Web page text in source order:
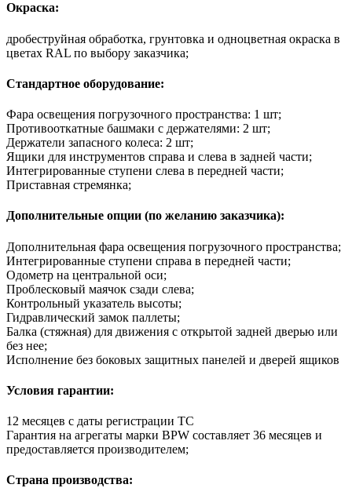
Окраска:
дробеструйная обработка, грунтовка и одноцветная окраска в
цветах RAL по выбору заказчика;
Стандартное оборудование:
Фара освещения погрузочного пространства: 1 шт;
Противооткатные башмаки с держателями: 2 шт;
Держатели запасного колеса: 2 шт;
Ящики для инструментов справа и слева в задней части;
Интегрированные ступени слева в передней части;
Приставная стремянка;
Дополнительные опции (по желанию заказчика):
Дополнительная фара освещения погрузочного пространства;
Интегрированные ступени справа в передней части;
Одометр на центральной оси;
Проблесковый маячок сзади слева;
Контрольный указатель высоты;
Гидравлический замок паллеты;
Балка (стяжная) для движения с открытой задней дверью или
без нее;
Исполнение без боковых защитных панелей и дверей ящиков
Условия гарантии:
12 месяцев с даты регистрации ТС
Гарантия на агрегаты марки BPW составляет 36 месяцев и
предоставляется производителем;
Страна производства: